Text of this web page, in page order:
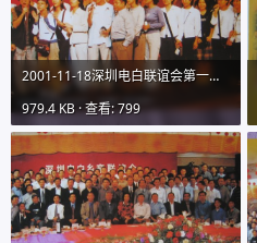
2001-11-18深圳电白联谊会第一期会刊图片01IMG_9731 (16).JPG
979.4 KB · 查看: 799